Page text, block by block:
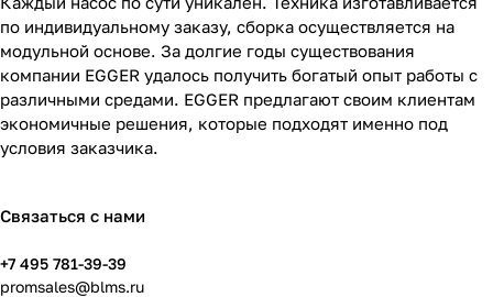
по индивидуальному заказу, сборка осуществляется на
модульной основе. За долгие годы существования
компании EGGER удалось получить богатый опыт работы с
различными средами. EGGER предлагают своим клиентам
экономичные решения, которые подходят именно под
условия заказчика.
Связаться с нами
+7 495 781-39-39
promsales@blms.ru